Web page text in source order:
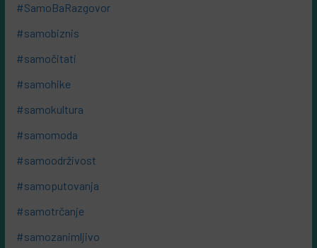
#SamoBaRazgovor
#samobiznis
#samočitati
#samohike
#samokultura
#samomoda
#samoodrživost
#samoputovanja
#samotrčanje
#samozanimljivo